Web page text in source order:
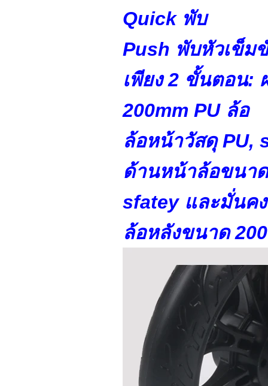
Quick พับ
Push พับหัวเข็ม
เพียง 2 ขั้นตอน:
200mm PU ล้อ
ล้อหน้าวัสดุ PU,
ด้านหน้าล้อขนา
sfatey และมั่นคง
ล้อหลังขนาด